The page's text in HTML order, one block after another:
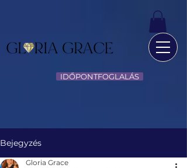
IDŐPONTFOGLALÁS
Bejegyzés
Gloria Grace